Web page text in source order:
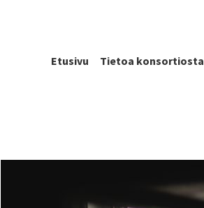
Etusivu Tietoa konsortiosta